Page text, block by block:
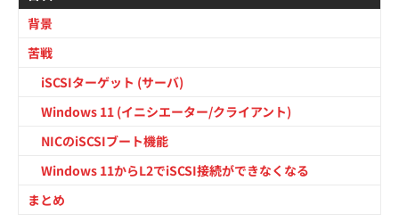
背景
苦戦
iSCSIターゲット (サーバ)
Windows 11 (イニシエーター/クライアント)
NICのiSCSIブート機能
Windows 11からL2でiSCSI接続ができなくなる
まとめ